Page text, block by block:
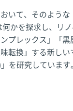
いて、そのよう
かを探求し、リ
プレックス」「
転換」する新し
を研究しています